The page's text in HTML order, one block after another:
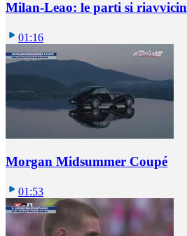
Milan-Leao: le parti si
01:16
Morgan Midsummer Coupé
01:53